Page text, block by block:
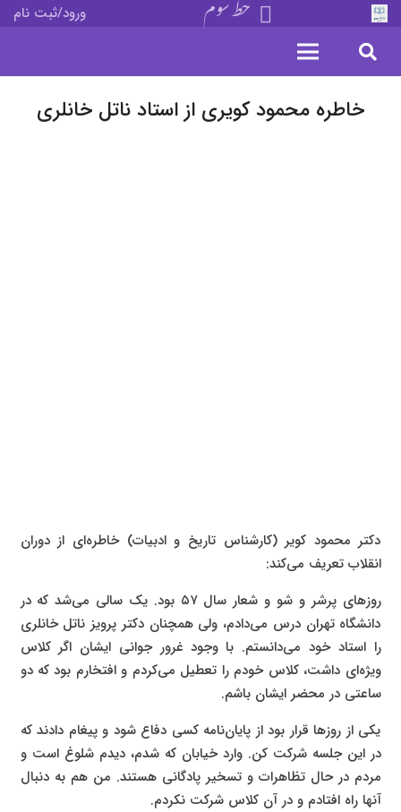
خط سوم ورود/ثبت نام
خاطره محمود کویری از استاد ناتل خانلری
دکتر محمود کویر (کارشناس تاریخ و ادبیات) خاطره‌ای از دوران
انقلاب تعریف می‌کند:
روزهای پرشر و شو و شعار سال ۵۷ بود. یک سالی می‌شد که در
دانشگاه تهران درس می‌دادم، ولی همچنان دکتر پرویز ناتل خانلری
را استاد خود می‌دانستم. با وجود غرور جوانی ایشان اگر کلاس
ویژه‌ای داشت، کلاس خودم را تعطیل می‌کردم و افتخارم بود که دو
ساعتی در محضر ایشان باشم.
یکی از روزها قرار بود از پایان‌نامه کسی دفاع شود و پیغام دادند که
در این جلسه شرکت کن. وارد خیابان که شدم،‌ دیدم شلوغ است و
مردم در حال تظاهرات و تسخیر پادگانی هستند. من هم به دنبال
آنها راه افتادم و در آن کلاس شرکت نکردم.